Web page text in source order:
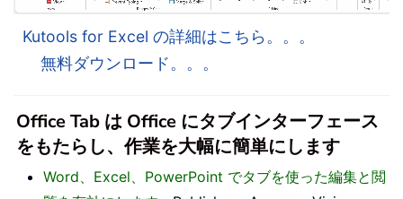
Kutools for Excel の詳細はこちら。。。
無料ダウンロード。。。
Office Tab は Office にタブインターフェース
をもたらし、作業を大幅に簡単にします
Word、Excel、PowerPoint でタブを使った編集と閲